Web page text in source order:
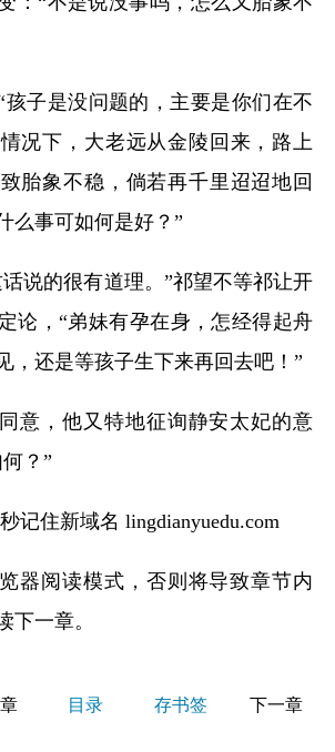
孩子是没问题的，主要是你们在不
况下，大老远从金陵回来，路上
胎象不稳，倘若再千里迢迢地回
么事可如何是好？”
说的很有道理。”祁望不等祁让开
论，“弟妹有孕在身，怎经得起舟
，还是等孩子生下来再回去吧！”
意，他又特地征询静安太妃的意
？”
记住新域名 lingdianyuedu.com
器阅读模式，否则将导致章节内
下一章。
目录 存书签 下一章